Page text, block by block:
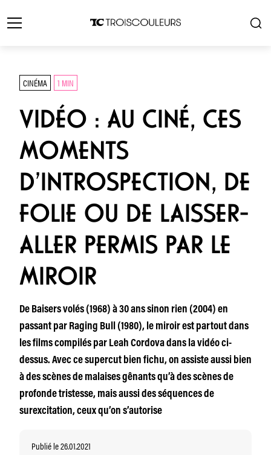
CINÉMA 1 MIN
VIDÉO : AU CINÉ, CES
MOMENTS
D’INTROSPECTION, DE
FOLIE OU DE LAISSER-
ALLER PERMIS PAR LE
MIROIR
De Baisers volés (1968) à 30 ans sinon rien (2004) en
passant par Raging Bull (1980), le miroir est partout dans
les films compilés par Leah Cordova dans la vidéo ci-
dessus. Avec ce supercut bien fichu, on assiste aussi bien
à des scènes de malaises gênants qu’à des scènes de
profonde tristesse, mais aussi des séquences de
surexcitation, ceux qu’on s’autorise
Publié le 26.01.2021